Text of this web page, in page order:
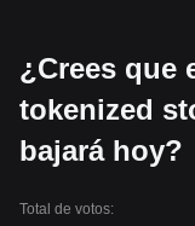
¿Crees que
tokenized
bajará hoy?
Total de votos: